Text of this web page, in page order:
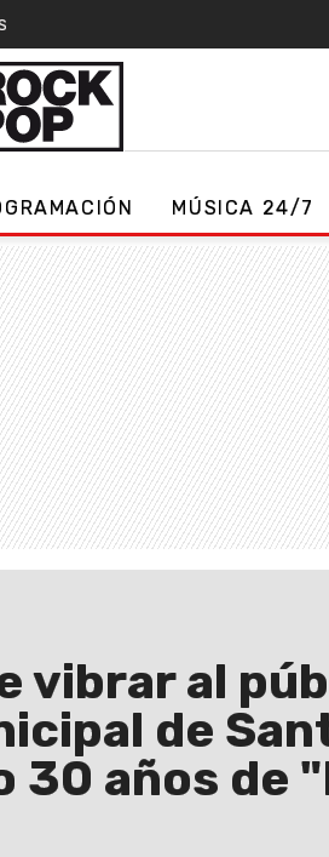
MÚSICA 24/7
vibrar al
de
30 años de